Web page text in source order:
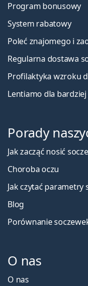
Program bonusowy
System rabatowy
Poleć znajomego i
Regularna dostawa
Profilaktyka wzroku
Lentiamo dla
Porady
Jak zacząć nosić
Choroba oczu
Jak czytać parametry
Blog
Porównanie
O nas
O nas